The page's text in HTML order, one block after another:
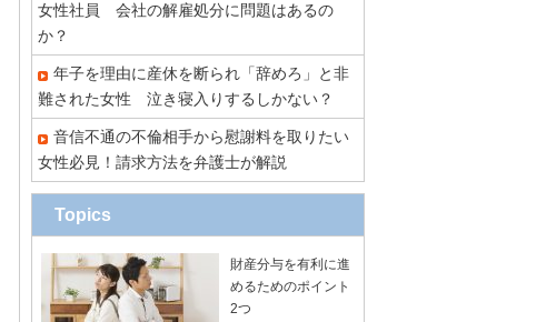
女性社員 会社の解雇処分に問題はあるの
か？
年子を理由に産休を断られ「辞めろ」と非
難された女性 泣き寝入りするしかない？
音信不通の不倫相手から慰謝料を取りたい
女性必見！請求方法を弁護士が解説
Topics
財産分与を有利に進
めるためのポイント
2つ